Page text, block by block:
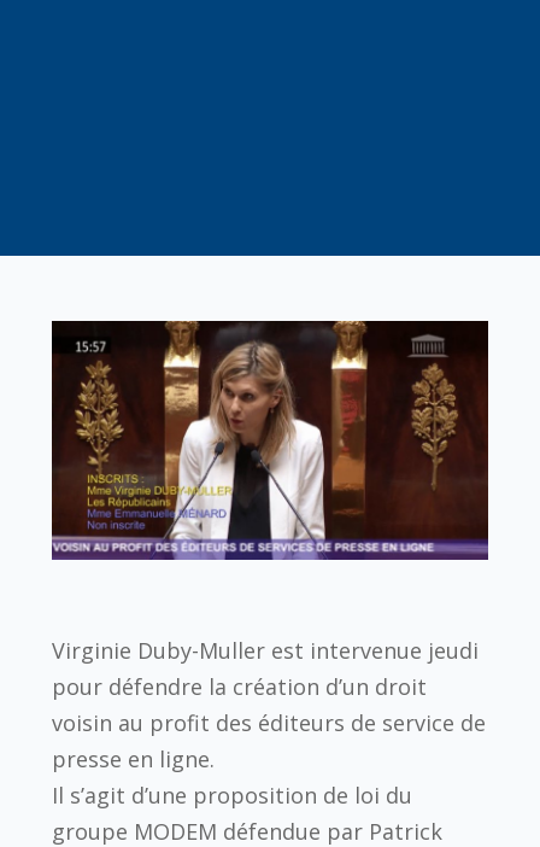
Virginie Duby-Muller est intervenue jeudi
pour défendre la création d’un droit
voisin au profit des éditeurs de service de
presse en ligne.
Il s’agit d’une proposition de loi du
groupe MODEM défendue par Patrick